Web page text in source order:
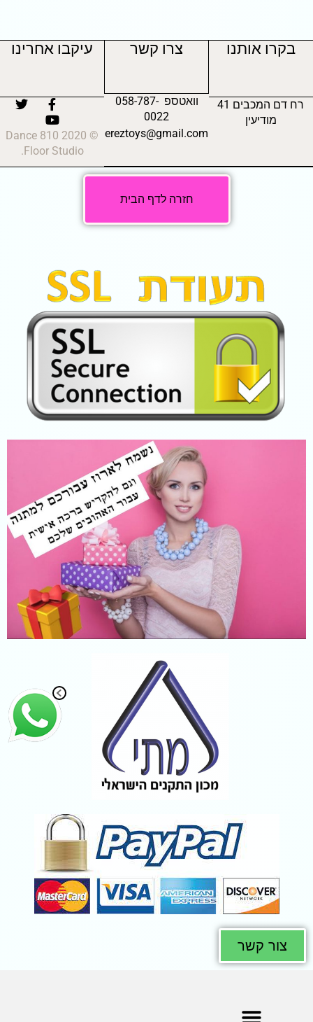
בקרו אותנו
רח דם המכבים 41
מודיעין
צרו קשר
וואטספ 058-787-
0022
ereztoys@gmail.com
עיקבו אחרינו
© 2020 810 Dance
Floor Studio.
חזרה לדף הבית
צור קשר